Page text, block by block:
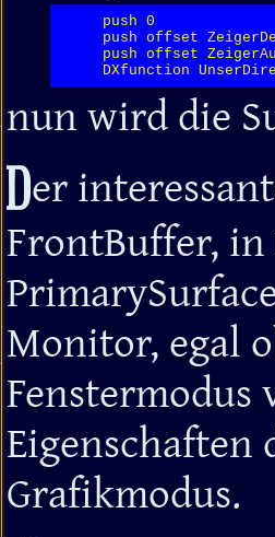
     push 0
push offset
push offset
DXfunction
nun wird die
Der
FrontBuffer, in
Monitor, egal
Fenstermodus
Eigenschaften
Grafikmodus.